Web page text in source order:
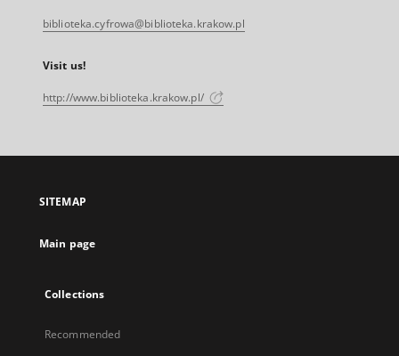
biblioteka.cyfrowa@biblioteka.krakow.pl
Visit us!
http://www.biblioteka.krakow.pl/
SITEMAP
Main page
Collections
Recommended